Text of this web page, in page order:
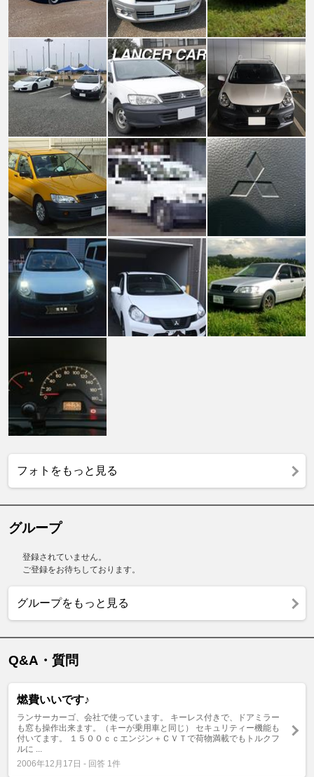
フォトをもっと見る
グループ
登録されていません。
ご登録をお待ちしております。
グループをもっと見る
Q&A・質問
燃費いいです♪
ランサーカーゴ、会社で使っています。 キーレス付きで、ドアミラー
も窓も操作出来ます。（キーが乗用車と同じ） セキュリティー機能も
付いてます。 １５００ｃｃエンジン＋ＣＶＴで荷物満載でもトルクフ
ルに ...
2006年12月17日 - 回答 1件